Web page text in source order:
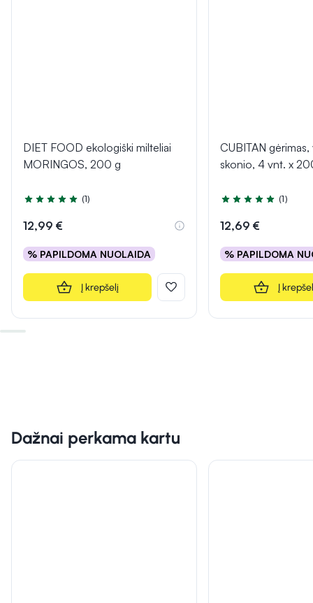
DIET FOOD ekologiški milteliai
MORINGOS, 200 g
Įvertinimas 5.0 iš 5
(1)
12,99 €
% PAPILDOMA NUOLAIDA
Į krepšelį
CUBITAN gėrimas,
skonio, 4 vnt. x
Įvertinimas 5.0 iš 5
(1)
12,69 €
% PAPILDOMA
Į
Dažnai perkama kartu